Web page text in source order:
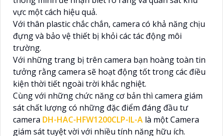
vực một cách hiệu quả.
Với thân plastic chắc chắn, camera có khả năng chịu
đựng và bảo vệ thiết bị khỏi các tác động môi
trường.
Với những trang bị trên camera bạn hoàng toàn tin
tưởng rằng camera sẽ hoạt động tốt trong các điều
kiện thời tiết ngoài trời khắc nghiệt.
Cùng với những chức năng cơ bản thì camera giám
sát chất lượng có những đặc điểm đáng đầu tư
camera DH-HAC-HFW1200CLP-IL-A là một Camera
giám sát tuyệt vời với nhiều tính năng hữu ích.